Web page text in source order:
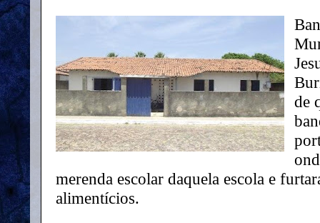
de
merenda escolar daquela escola e
alimentícios.